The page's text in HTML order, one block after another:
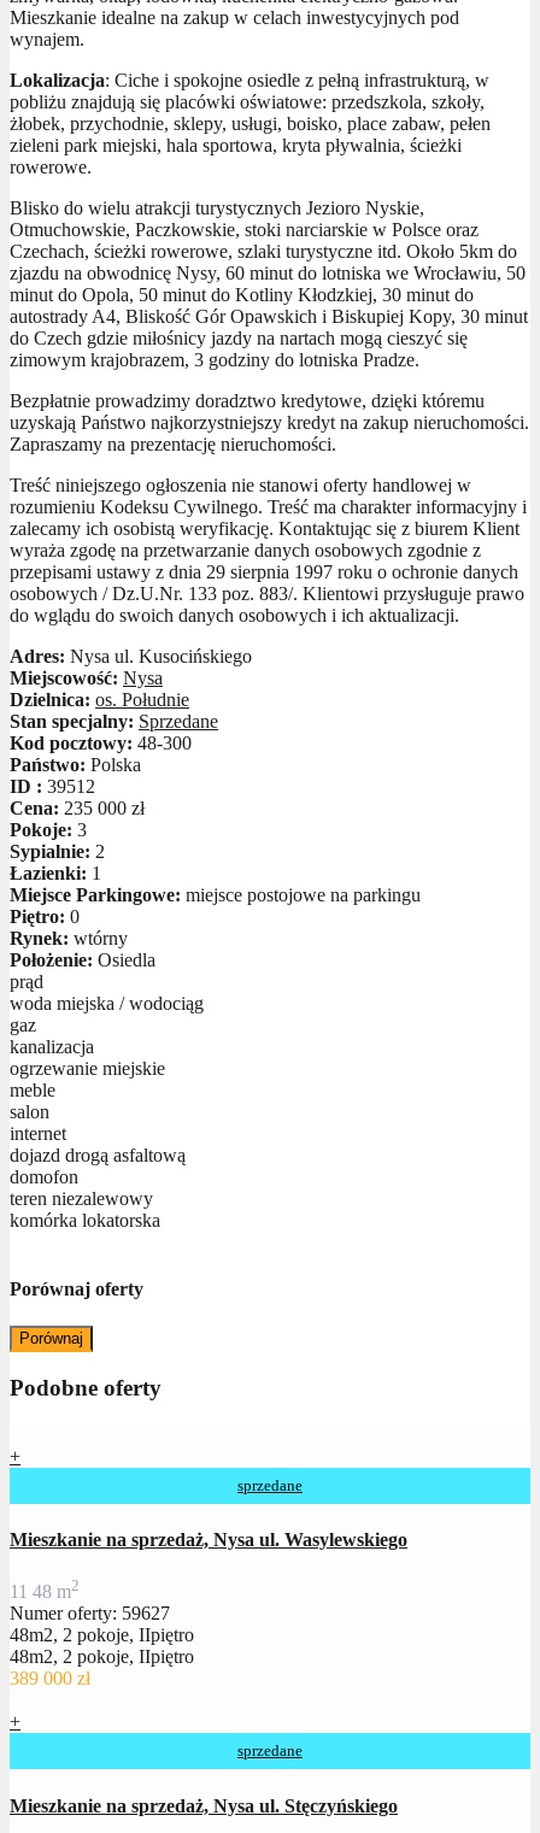
Mieszkanie idealne na zakup w celach inwestycyjnych pod
wynajem.
Lokalizacja: Ciche i spokojne osiedle z pełną infrastrukturą, w
pobliżu znajdują się placówki oświatowe: przedszkola, szkoły,
żłobek, przychodnie, sklepy, usługi, boisko, place zabaw, pełen
zieleni park miejski, hala sportowa, kryta pływalnia, ścieżki
rowerowe.
Blisko do wielu atrakcji turystycznych Jezioro Nyskie,
Otmuchowskie, Paczkowskie, stoki narciarskie w Polsce oraz
Czechach, ścieżki rowerowe, szlaki turystyczne itd. Około 5km do
zjazdu na obwodnicę Nysy, 60 minut do lotniska we Wrocławiu, 50
minut do Opola, 50 minut do Kotliny Kłodzkiej, 30 minut do
autostrady A4, Bliskość Gór Opawskich i Biskupiej Kopy, 30 minut
do Czech gdzie miłośnicy jazdy na nartach mogą cieszyć się
zimowym krajobrazem, 3 godziny do lotniska Pradze.
Bezpłatnie prowadzimy doradztwo kredytowe, dzięki któremu
uzyskają Państwo najkorzystniejszy kredyt na zakup nieruchomości.
Zapraszamy na prezentację nieruchomości.
Treść niniejszego ogłoszenia nie stanowi oferty handlowej w
rozumieniu Kodeksu Cywilnego. Treść ma charakter informacyjny i
zalecamy ich osobistą weryfikację. Kontaktując się z biurem Klient
wyraża zgodę na przetwarzanie danych osobowych zgodnie z
przepisami ustawy z dnia 29 sierpnia 1997 roku o ochronie danych
osobowych / Dz.U.Nr. 133 poz. 883/. Klientowi przysługuje prawo
do wglądu do swoich danych osobowych i ich aktualizacji.
Adres: Nysa ul. Kusocińskiego
Miejscowość: Nysa
Dzielnica: os. Południe
Stan specjalny: Sprzedane
Kod pocztowy: 48-300
Państwo: Polska
ID : 39512
Cena: 235 000 zł
Pokoje: 3
Sypialnie: 2
Łazienki: 1
Miejsce Parkingowe: miejsce postojowe na parkingu
Piętro: 0
Rynek: wtórny
Położenie: Osiedla
prąd
woda miejska / wodociąg
gaz
kanalizacja
ogrzewanie miejskie
meble
salon
internet
dojazd drogą asfaltową
domofon
teren niezalewowy
komórka lokatorska
Porównaj oferty
Porównaj
Podobne oferty
+
sprzedane
Mieszkanie na sprzedaż, Nysa ul. Wasylewskiego
11 48 m2
Numer oferty: 59627
48m2, 2 pokoje, IIpiętro
48m2, 2 pokoje, IIpiętro
389 000 zł
+
sprzedane
Mieszkanie na sprzedaż, Nysa ul. Stęczyńskiego